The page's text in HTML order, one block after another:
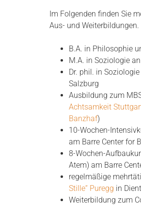
Im Folgenden finden Sie
Aus- und Weiterbildungen.
B.A. in Philosophie
M.A. in Soziologie
Dr. phil. in
Salzburg
Ausbildung zum
Achtsamkeit
Banzhaf)
10-Wochen-
am Barre Center for
8-Wochen-
Atem) am Barre
regelmäßige
Stille“ Puregg in
Weiterbildung zum